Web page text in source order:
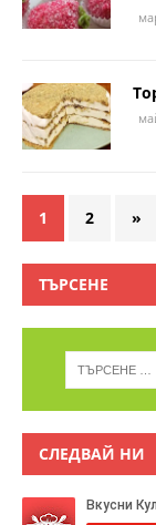
1 2 »
ТЪРСЕНЕ
СЛЕДВАЙ НИ